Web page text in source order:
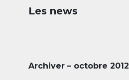
Les news
Archiver – octobre 2012